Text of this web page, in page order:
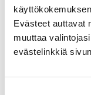
Evästeet auttavat
muuttaa
evästelinkkiä